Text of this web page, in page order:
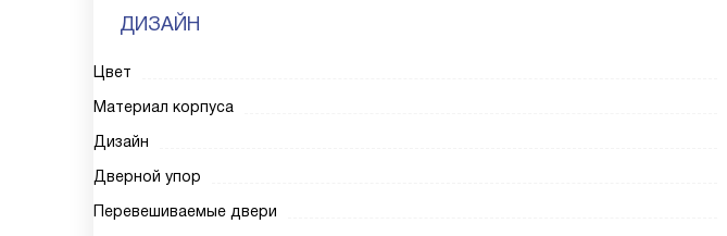
ДИЗАЙН
Цвет
Материал корпуса
Дизайн
Дверной упор
Перевешиваемые двери